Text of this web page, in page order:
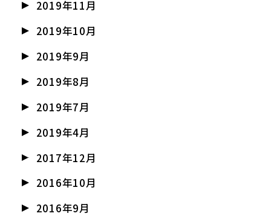
2019年11月
2019年10月
2019年9月
2019年8月
2019年7月
2019年4月
2017年12月
2016年10月
2016年9月